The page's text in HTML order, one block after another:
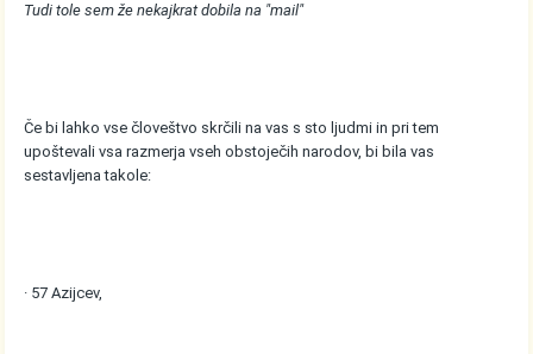
Tudi tole sem že nekajkrat dobila na "mail"
Če bi lahko vse človeštvo skrčili na vas s sto ljudmi in pri tem
upoštevali vsa razmerja vseh obstoječih narodov, bi bila vas
sestavljena takole:
· 57 Azijcev,